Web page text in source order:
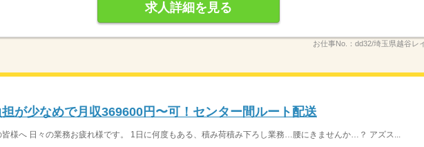
求人詳細を見る
お仕事No.： dd32/埼玉県越谷レ
が少なめで月収369600円〜可！センター間ルート配送
皆様へ 日々の業務お疲れ様です。 1日に何度もある、積み荷積み下ろし業務…腰にきませんか…？ アズス...